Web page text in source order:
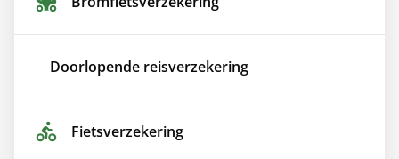
Doorlopende reis­verzekering
Fiets­verzekering